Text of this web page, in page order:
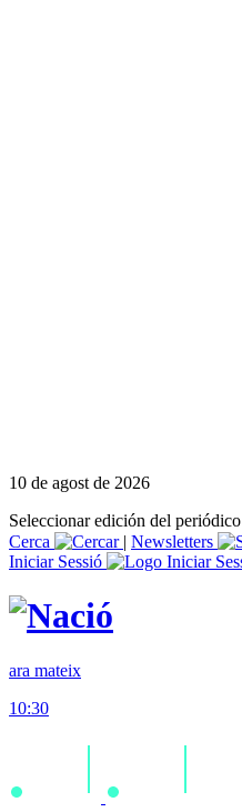
10 de agost de 2026
Seleccionar edición del periódico
Cerca
| Newsletters
Iniciar Sessió
ara mateix
10:30